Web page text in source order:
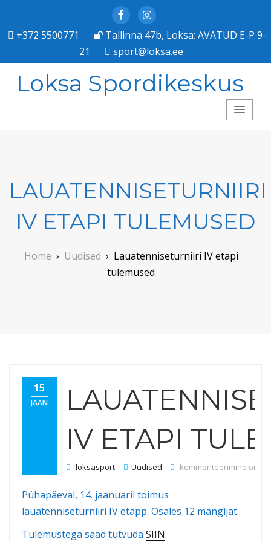
FacebookInstagram
+372 5500771
Tallinna 47b, Loksa; AVATUD E-P 9-
21
sport@loksa.ee
Loksa Spordikeskus
LAUATENNISETURNIIRI
IV ETAPI TULEMUSED
Home › Uudised › Lauatenniseturniiri IV etapi
tulemused
15
JAAN
IV ETAPI
loksasport Uudised Lauatenniseturniiri IV
kommenteerimine on
Pühapäeval, 14. jaanuaril toimus
lauatenniseturniiri IV etapp. Osales 12 mängijat.
Tulemustega saad tutvuda SIIN.